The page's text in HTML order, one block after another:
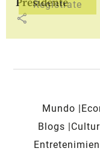
share
Mundo
Blogs